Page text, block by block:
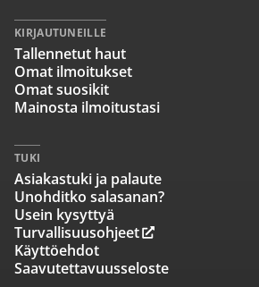
KIRJAUTUNEILLE
Tallennetut haut
Omat ilmoitukset
Omat suosikit
Mainosta ilmoitustasi
TUKI
Asiakastuki ja palaute
Unohditko salasanan?
Usein kysyttyä
Turvallisuusohjeet
Käyttöehdot
Saavutettavuusseloste